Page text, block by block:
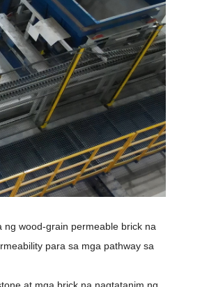
wood-grain permeable brick na
para sa mga pathway sa